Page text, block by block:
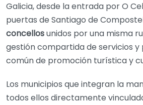
Galicia, desde la entrada por O
puertas de Santiago de
concellosunidos por una misma
gestión compartida de servicios
común de promoción turística y
Los municipios que integran la
todos ellos directamente